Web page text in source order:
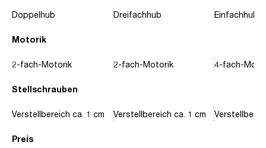
Motorik
Stellschrauben
Preis
Doppelhub
2-fach-Motorik
Verstellbereich ca. 1 cm
Dreifachhub
2-fach-Motorik
Verstellbereich ca. 1 cm
Einfachhub
4-fach-